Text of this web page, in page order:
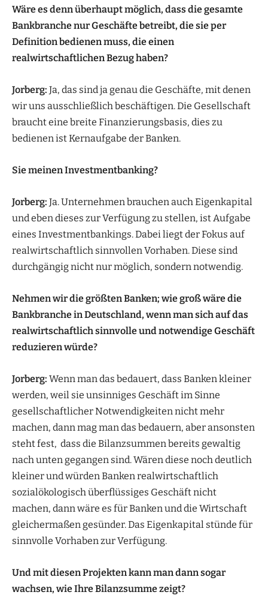
Wäre es denn überhaupt möglich, dass die gesamte
Bankbranche nur Geschäfte betreibt, die sie per
Definition bedienen muss, die einen
realwirtschaftlichen Bezug haben?
Jorberg: Ja, das sind ja genau die Geschäfte, mit denen
wir uns ausschließlich beschäftigen. Die Gesellschaft
braucht eine breite Finanzierungsbasis, dies zu
bedienen ist Kernaufgabe der Banken.
Sie meinen Investmentbanking?
Jorberg: Ja. Unternehmen brauchen auch Eigenkapital
und eben dieses zur Verfügung zu stellen, ist Aufgabe
eines Investmentbankings. Dabei liegt der Fokus auf
realwirtschaftlich sinnvollen Vorhaben. Diese sind
durchgängig nicht nur möglich, sondern notwendig.
Nehmen wir die größten Banken; wie groß wäre die
Bankbranche in Deutschland, wenn man sich auf das
realwirtschaftlich sinnvolle und notwendige Geschäft
reduzieren würde?
Jorberg: Wenn man das bedauert, dass Banken kleiner
werden, weil sie unsinniges Geschäft im Sinne
gesellschaftlicher Notwendigkeiten nicht mehr
machen, dann mag man das bedauern, aber ansonsten
steht fest, dass die Bilanzsummen bereits gewaltig
nach unten gegangen sind. Wären diese noch deutlich
kleiner und würden Banken realwirtschaftlich
sozialökologisch überflüssiges Geschäft nicht
machen, dann wäre es für Banken und die Wirtschaft
gleichermaßen gesünder. Das Eigenkapital stünde für
sinnvolle Vorhaben zur Verfügung.
Und mit diesen Projekten kann man dann sogar
wachsen, wie Ihre Bilanzsumme zeigt?